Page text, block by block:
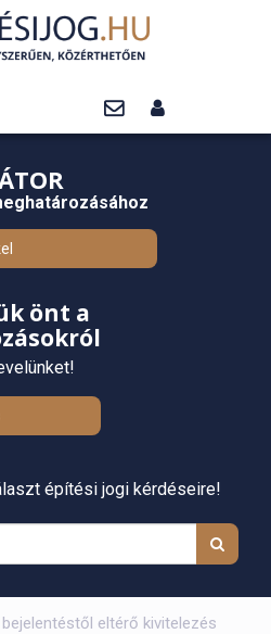
önt a
építési jogi kérdéseire!
eltérő kivitelezés